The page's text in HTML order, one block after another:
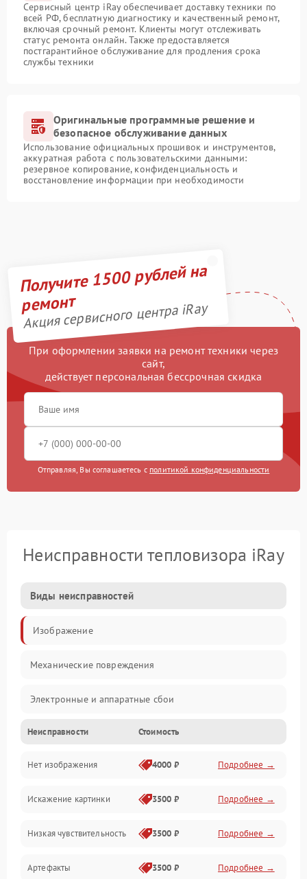
Сервисный центр iRay обеспечивает доставку техники по
всей РФ, бесплатную диагностику и качественный ремонт,
включая срочный ремонт. Клиенты могут отслеживать
статус ремонта онлайн. Также предоставляется
постгарантийное обслуживание для продления срока
службы техники
Оригинальные программные решение и
безопасное обслуживание данных
Использование официальных прошивок и инструментов,
аккуратная работа с пользовательскими данными:
резервное копирование, конфиденциальность и
восстановление информации при необходимости
Получите 1500 рублей на
ремонт
Акция сервисного центра iRay
При оформлении заявки на ремонт техники через
сайт,
действует персональная бессрочная скидка
Отправляя, Вы соглашаетесь с политикой конфиденциальности
Неисправности тепловизора iRay
Виды неисправностей
Изображение
Механические повреждения
Электронные и аппаратные сбои
Неисправности сенсора и оптики
Программные ошибки
Электропитание
Измерения
Матрица
Неисправности Стоимость
Нет изображения 4000 ₽ Подробнее →
Искажение картинки 3500 ₽ Подробнее →
Низкая чувствительность 3500 ₽ Подробнее →
Артефакты 3500 ₽ Подробнее →